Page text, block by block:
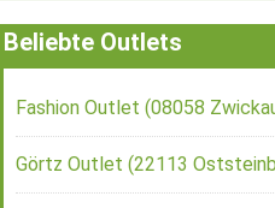
Beliebte Outlets
Fashion Outlet (08058
Görtz Outlet (22113